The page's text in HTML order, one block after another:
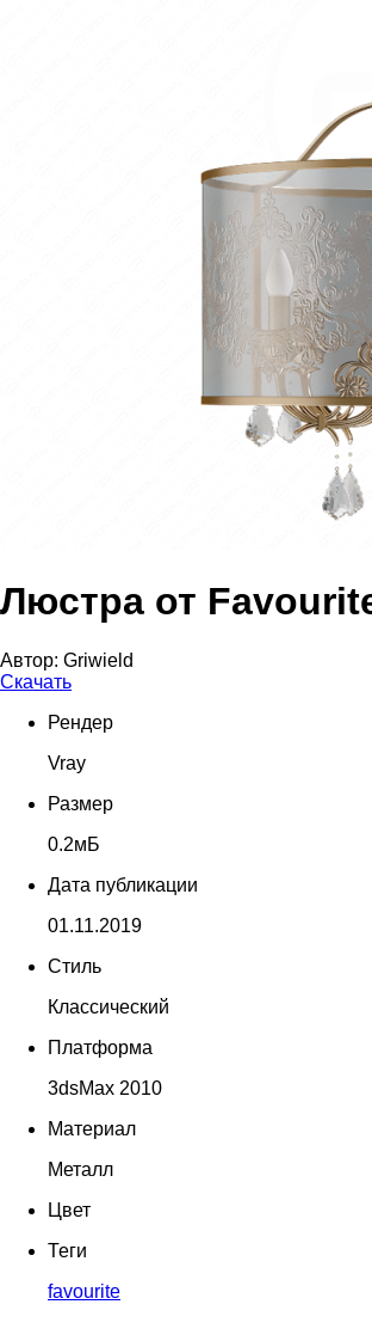
Люстра от
Автор: Griwield
Скачать
Рендер
Vray
Размер
0.2мБ
Дата публикации
01.11.2019
Стиль
Классический
Платформа
3dsMax 2010
Материал
Металл
Цвет
Теги
favourite